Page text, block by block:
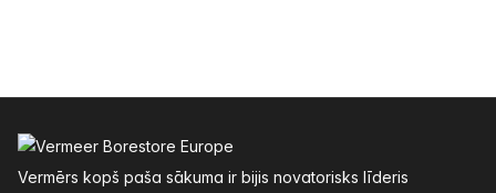
Vermērs kopš paša sākuma ir bijis novatorisks līderis